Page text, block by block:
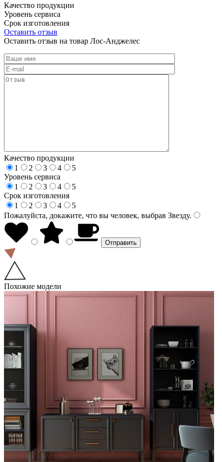
Качество продукции
Уровень сервиса
Срок изготовления
Оставить отзыв
Оставить отзыв на товар Лос-Анджелес
Качество продукции
1
2 3 4
5
Уровень сервиса
1
2 3 4
5
Срок изготовления
1
2 3 4
5
Пожалуйста, докажите, что вы человек, выбрав Звезду.
Похожие модели